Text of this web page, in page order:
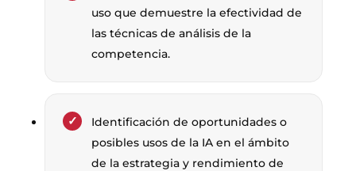
uso que demuestre la efectividad de
las técnicas de análisis de la
competencia.
Identificación de oportunidades o
posibles usos de la IA en el ámbito
de la estrategia y rendimiento de